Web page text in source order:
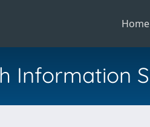
Home
Information